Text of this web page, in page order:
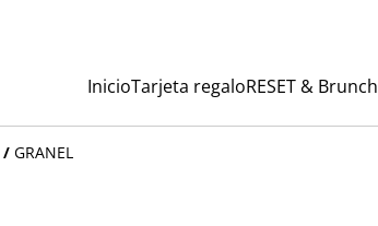
InicioTarjeta regaloRESET & Brunch
/ GRANEL